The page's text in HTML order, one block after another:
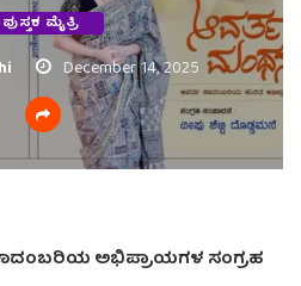
ಪುಸ್ತಕ ಮೈತ್ರಿ
December 14, 2025
ಅಭಿಪ್ರಾಯಗಳ ಸಂಗ್ರಹ